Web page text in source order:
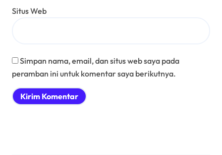
Situs Web
Simpan nama, email, dan situs web saya pada
peramban ini untuk komentar saya berikutnya.